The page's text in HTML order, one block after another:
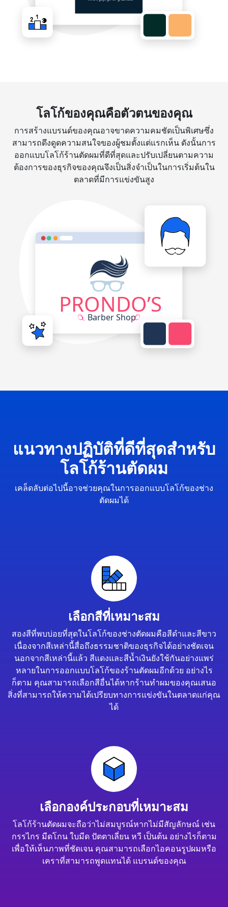
โลโก้ของคุณคือตัวตนของคุณ
การสร้างแบรนด์ของคุณอาจขาดความคมชัดเป็นพิเศษซึ่ง
สามารถดึงดูดความสนใจของผู้ชมตั้งแต่แรกเห็น ดังนั้นการ
ออกแบบโลโก้ร้านตัดผมที่ดีที่สุดและปรับเปลี่ยนตามความ
ต้องการของธุรกิจของคุณจึงเป็นสิ่งจำเป็นในการเริ่มต้นใน
ตลาดที่มีการแข่งขันสูง
แนวทางปฏิบัติที่ดีที่สุดสำหรับ
โลโก้ร้านตัดผม
เคล็ดลับต่อไปนี้อาจช่วยคุณในการออกแบบโลโก้ของช่าง
ตัดผมได้
เลือกสีที่เหมาะสม
สองสีที่พบบ่อยที่สุดในโลโก้ของช่างตัดผมคือสีดำและสีขาว
เนื่องจากสีเหล่านี้สื่อถึงธรรมชาติของธุรกิจได้อย่างชัดเจน
นอกจากสีเหล่านี้แล้ว สีแดงและสีน้ำเงินยังใช้กันอย่างแพร่
หลายในการออกแบบโลโก้ของร้านตัดผมอีกด้วย อย่างไร
ก็ตาม คุณสามารถเลือกสีอื่นได้หากร้านทำผมของคุณเสนอ
สิ่งที่สามารถให้ความได้เปรียบทางการแข่งขันในตลาดแก่คุณ
ได้
เลือกองค์ประกอบที่เหมาะสม
โลโก้ร้านตัดผมจะถือว่าไม่สมบูรณ์หากไม่มีสัญลักษณ์ เช่น
กรรไกร มีดโกน ใบมีด ปัตตาเลี่ยน หวี เป็นต้น อย่างไรก็ตาม
เพื่อให้เห็นภาพที่ชัดเจน คุณสามารถเลือกไอคอนรูปผมหรือ
เคราที่สามารถพูดแทนได้ แบรนด์ของคุณ